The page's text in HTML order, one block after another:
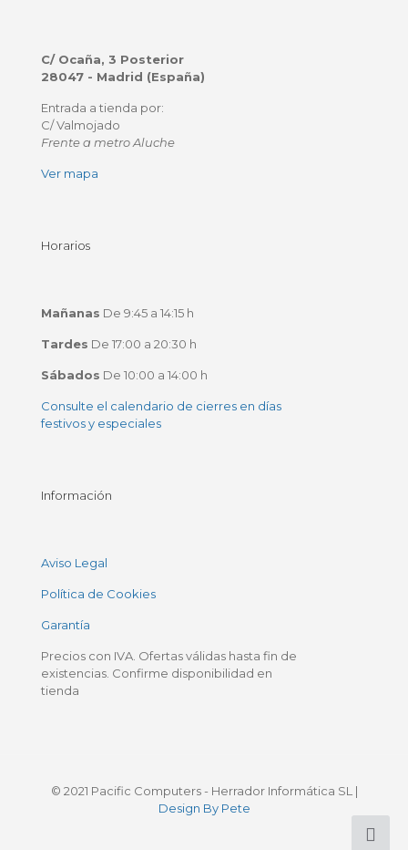
C/ Ocaña, 3 Posterior
28047 - Madrid (España)
Entrada a tienda por:
C/ Valmojado
Frente a metro Aluche
Ver mapa
Horarios
Mañanas De 9:45 a 14:15 h
Tardes De 17:00 a 20:30 h
Sábados De 10:00 a 14:00 h
Consulte el calendario de cierres en días
festivos y especiales
Información
Aviso Legal
Política de Cookies
Garantía
Precios con IVA. Ofertas válidas hasta fin de
existencias. Confirme disponibilidad en
tienda
© 2021 Pacific Computers - Herrador Informática SL |
Design By Pete